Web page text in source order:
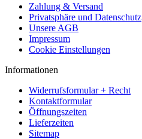
Zahlung & Versand
Privatsphäre und Datenschutz
Unsere AGB
Impressum
Cookie Einstellungen
Informationen
Widerrufsformular + Recht
Kontaktformular
Öffnungszeiten
Lieferzeiten
Sitemap